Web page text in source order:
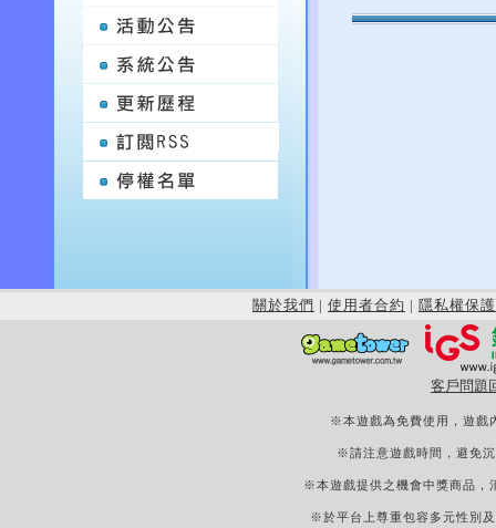
關於我們 | 使用者合約 | 隱私權保護
客戶問題
※本遊戲為免費使用，遊戲
※請注意遊戲時間，避免
※本遊戲提供之機會中獎商品，
※於平台上尊重包容多元性別